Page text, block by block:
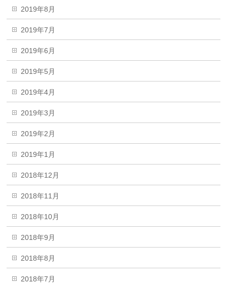
2019年8月
2019年7月
2019年6月
2019年5月
2019年4月
2019年3月
2019年2月
2019年1月
2018年12月
2018年11月
2018年10月
2018年9月
2018年8月
2018年7月